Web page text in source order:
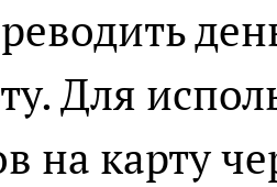
Для
на карту